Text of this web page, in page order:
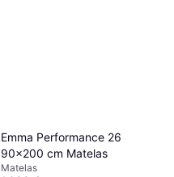
Emma Performance 26
90x200 cm Matelas
Matelas